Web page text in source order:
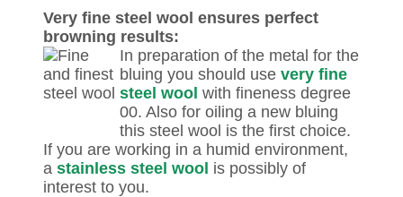
Very fine steel wool ensures perfect
browning results:
In preparation of the metal for the
bluing you should use very fine
steel wool with fineness degree
00. Also for oiling a new bluing
this steel wool is the first choice.
If you are working in a humid environment,
a stainless steel wool is possibly of
interest to you.